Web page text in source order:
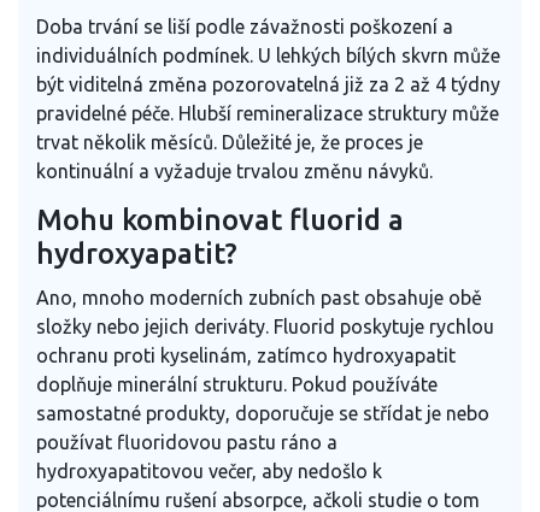
Doba trvání se liší podle závažnosti poškození a
individuálních podmínek. U lehkých bílých skvrn může
být viditelná změna pozorovatelná již za 2 až 4 týdny
pravidelné péče. Hlubší remineralizace struktury může
trvat několik měsíců. Důležité je, že proces je
kontinuální a vyžaduje trvalou změnu návyků.
Mohu kombinovat fluorid a
hydroxyapatit?
Ano, mnoho moderních zubních past obsahuje obě
složky nebo jejich deriváty. Fluorid poskytuje rychlou
ochranu proti kyselinám, zatímco hydroxyapatit
doplňuje minerální strukturu. Pokud používáte
samostatné produkty, doporučuje se střídat je nebo
používat fluoridovou pastu ráno a
hydroxyapatitovou večer, aby nedošlo k
potenciálnímu rušení absorpce, ačkoli studie o tom